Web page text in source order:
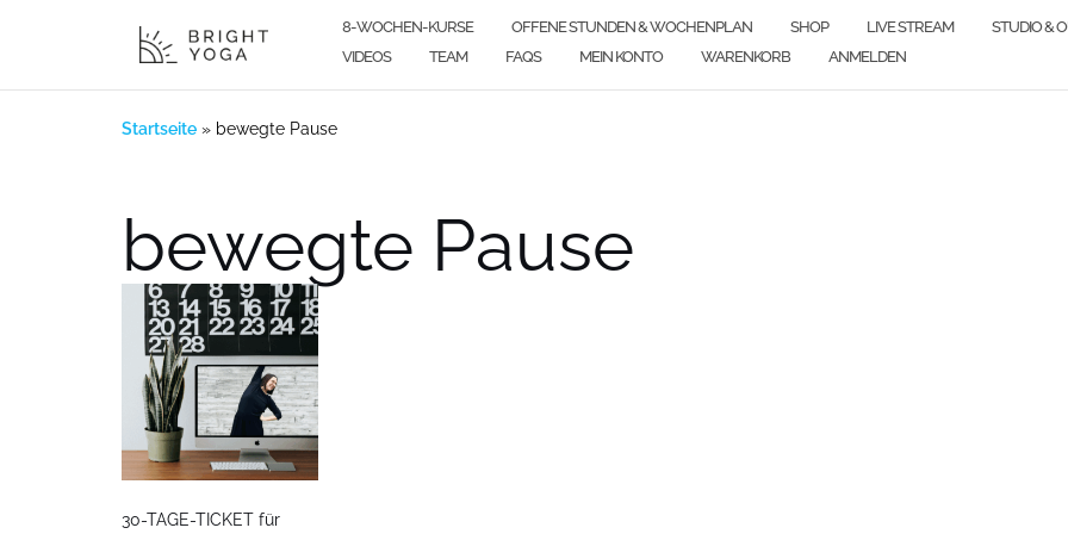
8-WOCHEN-KURSE OFFENE STUNDEN & WOCHENPLAN SHOP LIVE STREAM STUDIO &
VIDEOS
TEAM FAQS MEIN KONTO WARENKORB ANMELDEN
Startseite » bewegte Pause
bewegte Pause
30-TAGE-TICKET für